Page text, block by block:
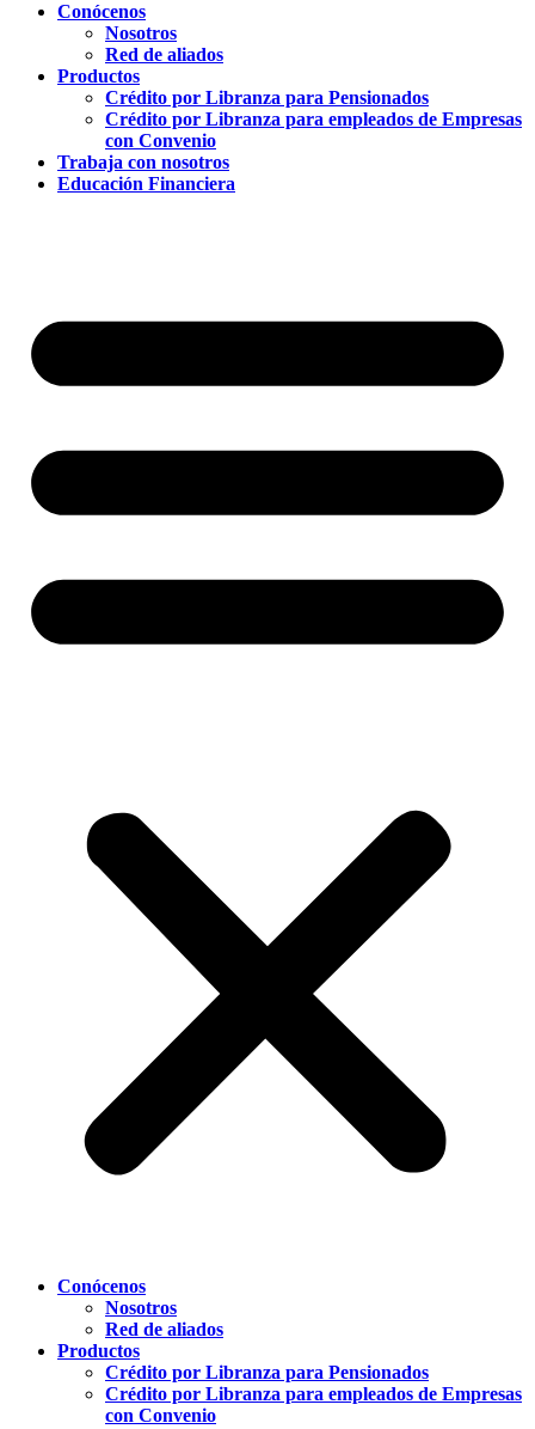
Conócenos
Nosotros
Red de aliados
Productos
Crédito por Libranza para Pensionados
Crédito por Libranza para empleados de Empresas
con Convenio
Trabaja con nosotros
Educación Financiera
Conócenos
Nosotros
Red de aliados
Productos
Crédito por Libranza para Pensionados
Crédito por Libranza para empleados de Empresas
con Convenio